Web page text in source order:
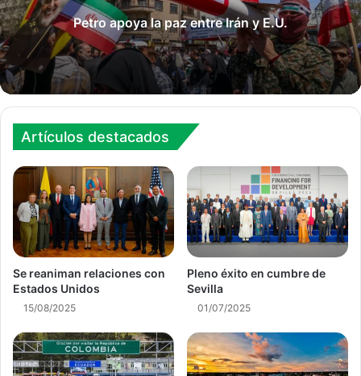
Petro apoya la paz entre Irán y E.U.
Artículos destacados
Se reaniman relaciones con
Estados Unidos
15/08/2025
Pleno éxito en cumbre de
Sevilla
01/07/2025